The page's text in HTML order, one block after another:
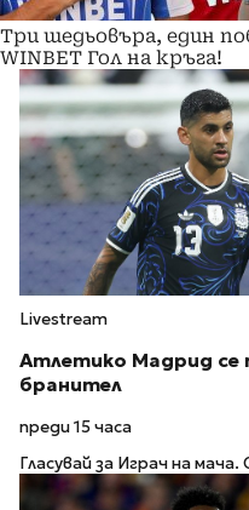
Три шедьовъра, един
WINBET Гол на кръга!
Livestream
Атлетико Мадрид се
бранител
преди 15 часа
Гласувай за Играч на